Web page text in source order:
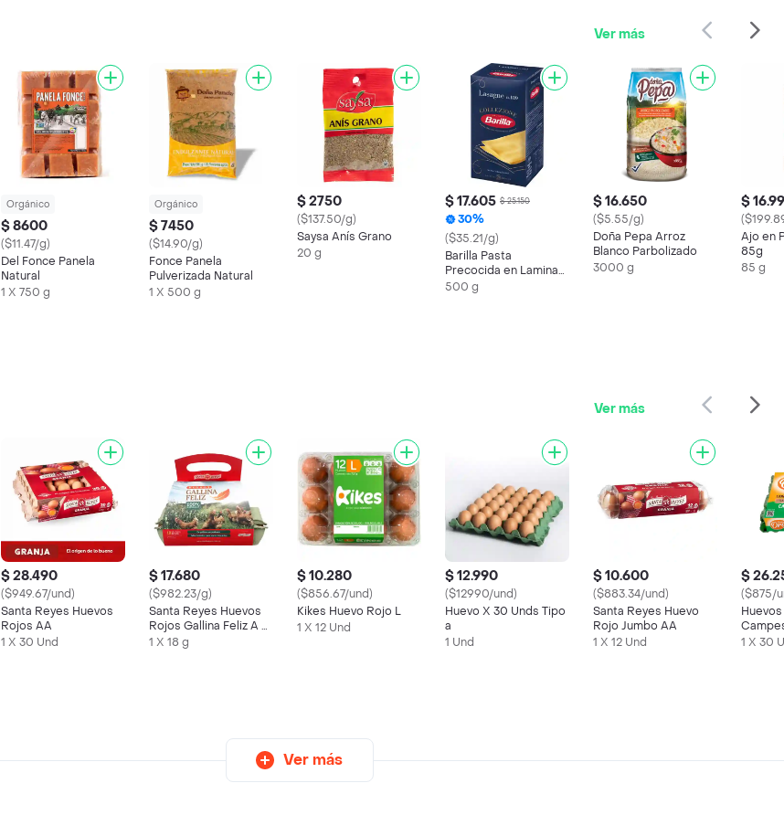
Ver más
Orgánico
$ 8600
($11.47/g)
Del Fonce Panela
Natural
1 X 750 g
Orgánico
$ 7450
($14.90/g)
Fonce Panela
Pulverizada Natural
1 X 500 g
$ 2750
($137.50/g)
Saysa Anís Grano
20 g
$ 17.605 $ 25.150
30%
($35.21/g)
Barilla Pasta
Precocida en Lamina
para Preparar Lasaña
500 g
$ 16.650
($5.55/g)
Doña Pepa Arroz
Blanco Parbolizado
3000 g
$
Ajo en
85g
85 g
Ver más
$ 28.490
($949.67/und)
Santa Reyes Huevos
Rojos AA
1 X 30 Und
$ 17.680
($982.23/g)
Santa Reyes Huevos
Rojos Gallina Feliz A y
AA Caja x18
1 X 18 g
$ 10.280
($856.67/und)
Kikes Huevo Rojo L
1 X 12 Und
$ 12.990
($12990/und)
Huevo X 30 Unds Tipo
a
1 Und
$ 10.600
($883.34/und)
Santa Reyes Huevo
Rojo Jumbo AA
1 X 12 Und
$
($875/
1 X 30
Ver más